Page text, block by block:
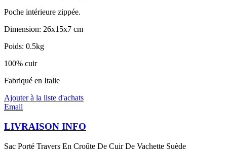
Poche intérieure zippée.
Dimension: 26x15x7 cm
Poids: 0.5kg
100% cuir
Fabriqué en Italie
Ajouter à la liste d'achats
Email
LIVRAISON INFO
Sac Porté Travers En Croûte De Cuir De Vachette Suède